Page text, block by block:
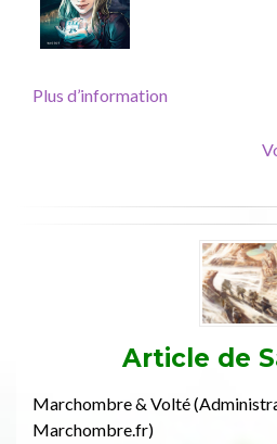
Plus d’information
Article de
Marchombre & Volté
Marchombre.fr)